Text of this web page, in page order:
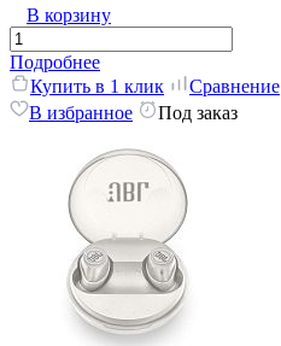
В корзину
Подробнее
Купить в 1 клик
Сравнение
В избранное
Под заказ